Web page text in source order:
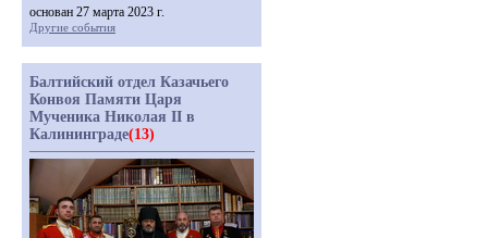
основан 27 марта 2023 г.
Другие события
Балтийский отдел Казачьего
Конвоя Памяти Царя
Мученика Николая II в
Калининграде(13)